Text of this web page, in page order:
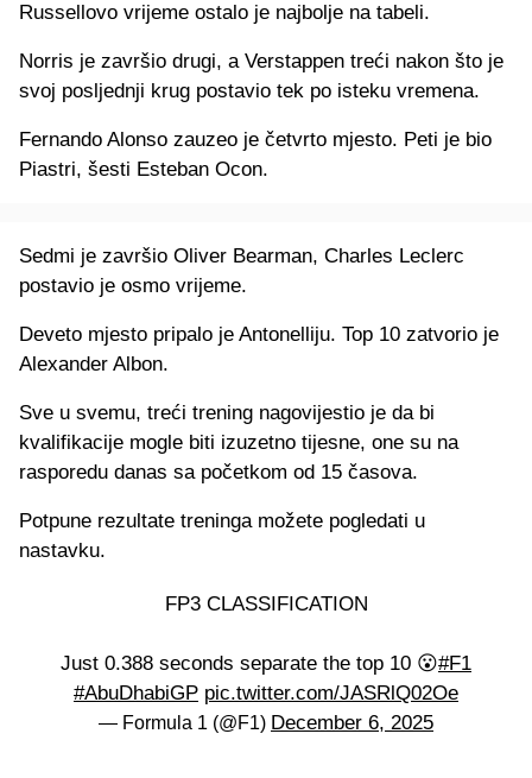
Russellovo vrijeme ostalo je najbolje na tabeli.
Norris je završio drugi, a Verstappen treći nakon što je
svoj posljednji krug postavio tek po isteku vremena.
Fernando Alonso zauzeo je četvrto mjesto. Peti je bio
Piastri, šesti Esteban Ocon.
Sedmi je završio Oliver Bearman, Charles Leclerc
postavio je osmo vrijeme.
Deveto mjesto pripalo je Antonelliju. Top 10 zatvorio je
Alexander Albon.
Sve u svemu, treći trening nagovijestio je da bi
kvalifikacije mogle biti izuzetno tijesne, one su na
rasporedu danas sa početkom od 15 časova.
Potpune rezultate treninga možete pogledati u
nastavku.
FP3 CLASSIFICATION
Just 0.388 seconds separate the top 10 😮#F1
#AbuDhabiGP pic.twitter.com/JASRlQ02Oe
— Formula 1 (@F1) December 6, 2025